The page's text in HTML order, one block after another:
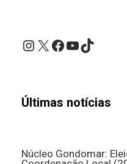
Instagram
X Facebook
Últimas notícias
Núcleo Gondomar: